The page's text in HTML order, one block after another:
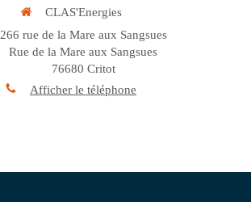
CLAS'Energies
266 rue de la Mare aux Sangsues
Rue de la Mare aux Sangsues
76680 Critot
Afficher le téléphone